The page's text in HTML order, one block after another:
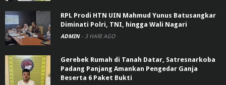
RPL Prodi HTN UIN Mahmud Yunus Batusangkar
Diminati Polri, TNI, hingga Wali Nagari
ADMIN - 3 HARI AGO
Gerebek Rumah di Tanah Datar, Satresnarkoba
Padang Panjang Amankan Pengedar Ganja
Beserta 6 Paket Bukti